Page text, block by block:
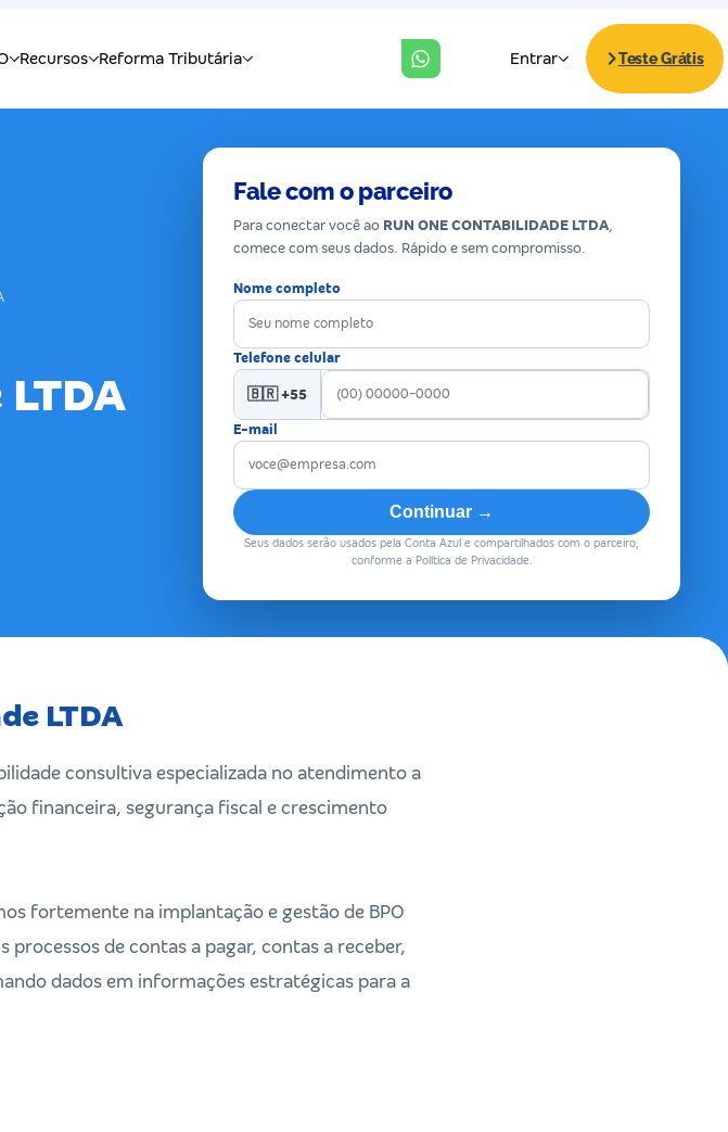
Fale com o parceiro
Para conectar você ao RUN ONE CONTABILIDADE LTDA,
comece com seus dados. Rápido e sem compromisso.
Nome completo
Telefone celular
🇧🇷 +55
E-mail
Continuar →
Seus dados serão usados pela Conta Azul e compartilhados com o parceiro,
conforme a Política de Privacidade.
LTDA
consultiva especializada no atendimento a
financeira, segurança fiscal e crescimento
fortemente na implantação e gestão de BPO
de contas a pagar, contas a receber,
dados em informações estratégicas para a